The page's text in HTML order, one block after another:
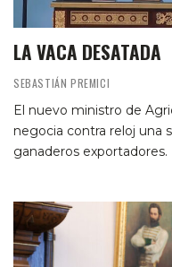
LA VACA DESATADA
SEBASTIÁN PREMICI
El nuevo ministro de
negocia contra reloj una
ganaderos exportadores.